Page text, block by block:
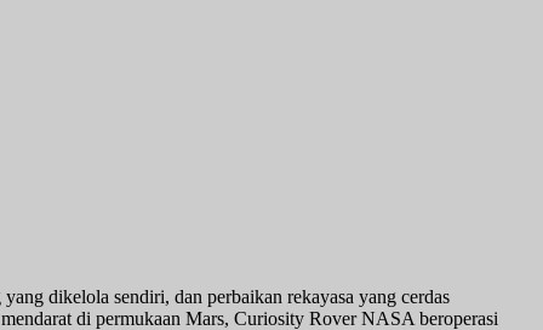
dikelola sendiri, dan perbaikan rekayasa yang cerdas
di permukaan Mars, Curiosity Rover NASA beroperasi